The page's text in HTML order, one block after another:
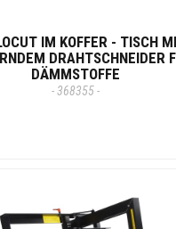
IM KOFFER - TISCH
DRAHTSCHNEIDER
DÄMMSTOFFE
- 368355 -